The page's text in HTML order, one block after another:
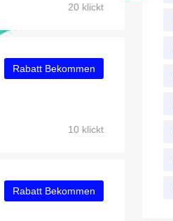
20 klickt
Rabatt Bekommen
10 klickt
Rabatt Bekommen